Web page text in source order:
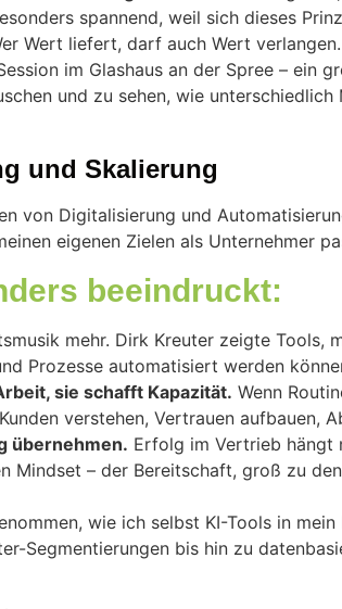
spannend, weil sich dieses
Wert liefert, darf auch Wert verlangen.
im Glashaus an der Spree – ein
und zu sehen, wie
und Skalierung
von Digitalisierung und
eigenen Zielen als Unternehmer
beeindruckt:
mehr. Dirk Kreuter zeigte Tools,
Prozesse automatisiert werden
sie schafft Kapazität. Wenn
verstehen, Vertrauen aufbauen,
übernehmen. Erfolg im Vertrieb hängt
Mindset – der Bereitschaft, groß zu
wie ich selbst KI-Tools in
Segmentierungen bis hin zu